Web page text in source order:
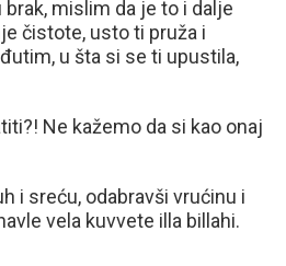
mislim da je to i dalje
čistote, usto ti pruža i
u šta si se ti upustila,
Ne kažemo da si kao onaj
i sreću, odabravši vrućinu i
vela kuvvete illa billahi.